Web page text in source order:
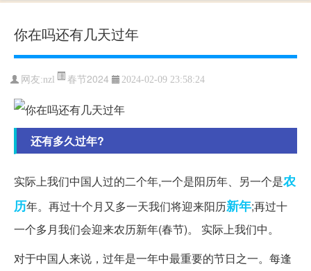
你在吗还有几天过年
网友:nzl 春节2024 2024-02-09 23:58:24
还有多久过年?
实际上我们中国人过的二个年,一个是阳历年、另一个是农
历年。再过十个月又多一天我们将迎来阳历新年;再过十
一个多月我们会迎来农历新年(春节)。 实际上我们中。
对于中国人来说，过年是一年中最重要的节日之一。每逢